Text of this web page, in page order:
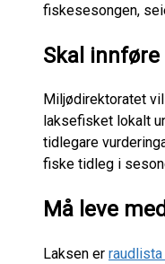
fiskesesongen,
Skal
Miljødirektoratet
laksefisket lokalt
tidlegare
fiske tidleg i
Må leve
Laksen er